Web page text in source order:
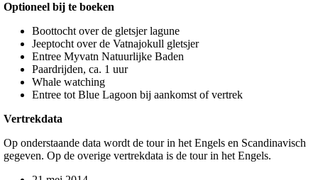
Optioneel bij te boeken
Boottocht over de gletsjer lagune
Jeeptocht over de Vatnajokull gletsjer
Entree Myvatn Natuurlijke Baden
Paardrijden, ca. 1 uur
Whale watching
Entree tot Blue Lagoon bij aankomst of vertrek
Vertrekdata
Op onderstaande data wordt de tour in het Engels en Scandinavisch
gegeven. Op de overige vertrekdata is de tour in het Engels.